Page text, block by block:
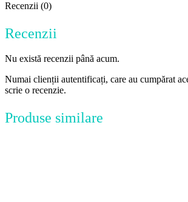
Recenzii (0)
Recenzii
Nu există recenzii până acum.
Numai clienții autentificați, care au cumpărat
scrie o recenzie.
Produse similare